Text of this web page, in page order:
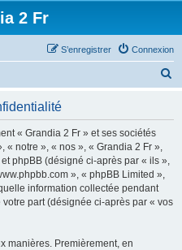
2 Fr
Connexion
S’enregistrer
« Grandia 2 Fr » et ses sociétés
« notre », « nos », « Grandia 2 Fr »,
phpBB (désigné ci-après par « ils »,
», « phpBB Limited »,
information collectée pendant
part (désignée ci-après par « vos
manières. Premièrement, en